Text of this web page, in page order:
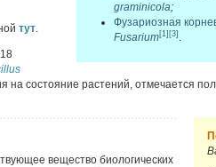
graminicola;
Фузариозная
Fusarium[1] [3] .
тут.
на состояние растений, отмечается
вещество биологических